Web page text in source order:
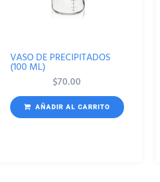
VASO DE PRECIPITADOS
(100 ML)
$70.00
AÑADIR AL CARRITO